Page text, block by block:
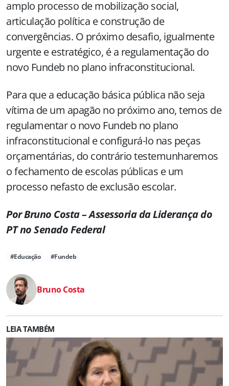
amplo processo de mobilização social,
articulação política e construção de
convergências. O próximo desafio, igualmente
urgente e estratégico, é a regulamentação do
novo Fundeb no plano infraconstitucional.
Para que a educação básica pública não seja
vítima de um apagão no próximo ano, temos de
regulamentar o novo Fundeb no plano
infraconstitucional e configurá-lo nas peças
orçamentárias, do contrário testemunharemos
o fechamento de escolas públicas e um
processo nefasto de exclusão escolar.
Por Bruno Costa – Assessoria da Liderança do
PT no Senado Federal
#Educação #Fundeb
Bruno Costa
LEIA TAMBÉM